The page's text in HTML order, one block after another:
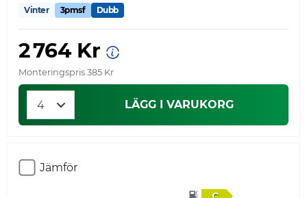
Vinter 3pmsf Dubb
2 764 Kr
Monteringspris 385 Kr
LÄGG I VARUKORG
Jämför